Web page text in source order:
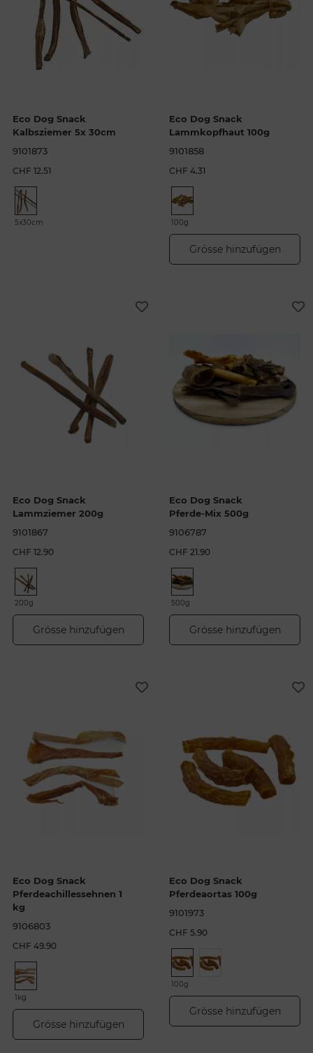
Eco Dog Snack
Kalbsziemer 5x 30cm
9101873
CHF 12.51
5x30cm
Eco Dog Snack
Lammkopfhaut 100g
9101858
CHF 4.31
100g
Grösse hinzufügen
Eco Dog Snack
Lammziemer 200g
9101867
CHF 12.90
200g
Grösse hinzufügen
Eco Dog Snack
Pferde-Mix 500g
9106787
CHF 21.90
500g
Grösse hinzufügen
Eco Dog Snack
Pferdeachillessehnen 1
kg
9106803
CHF 49.90
1kg
Grösse hinzufügen
Eco Dog Snack
Pferdeaortas 100g
9101973
CHF 5.90
100g
Grösse hinzufügen